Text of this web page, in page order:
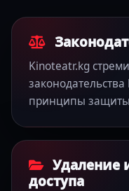
Kinoteatr.kg
принципы
Удаление
доступа